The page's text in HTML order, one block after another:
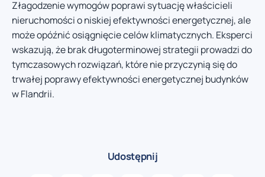
Złagodzenie wymogów poprawi sytuację właścicieli
nieruchomości o niskiej efektywności energetycznej, ale
może opóźnić osiągnięcie celów klimatycznych. Eksperci
wskazują, że brak długoterminowej strategii prowadzi do
tymczasowych rozwiązań, które nie przyczynią się do
trwałej poprawy efektywności energetycznej budynków
w Flandrii.
Udostępnij